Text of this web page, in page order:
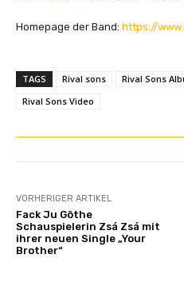
Homepage der Band: https://
TAGS Rival sons Rival Sons
Rival Sons Video
VORHERIGER ARTIKEL
Fack Ju Göthe
Schauspielerin Zsá Zsá mit
ihrer neuen Single „Your
Brother“